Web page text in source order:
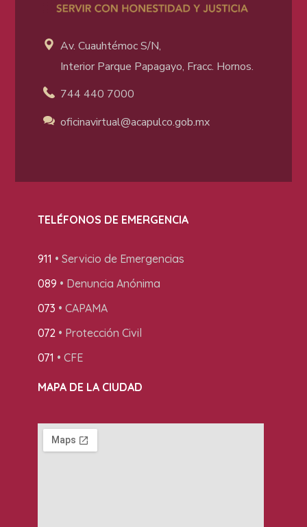
Av. Cuauhtémoc S/N,
Interior Parque Papagayo, Fracc. Hornos.
744 440 7000
oficinavirtual@acapulco.gob.mx
TELÉFONOS DE EMERGENCIA
911 • Servicio de Emergencias
089 • Denuncia Anónima
073 • CAPAMA
072 • Protección Civil
071 • CFE
MAPA DE LA CIUDAD